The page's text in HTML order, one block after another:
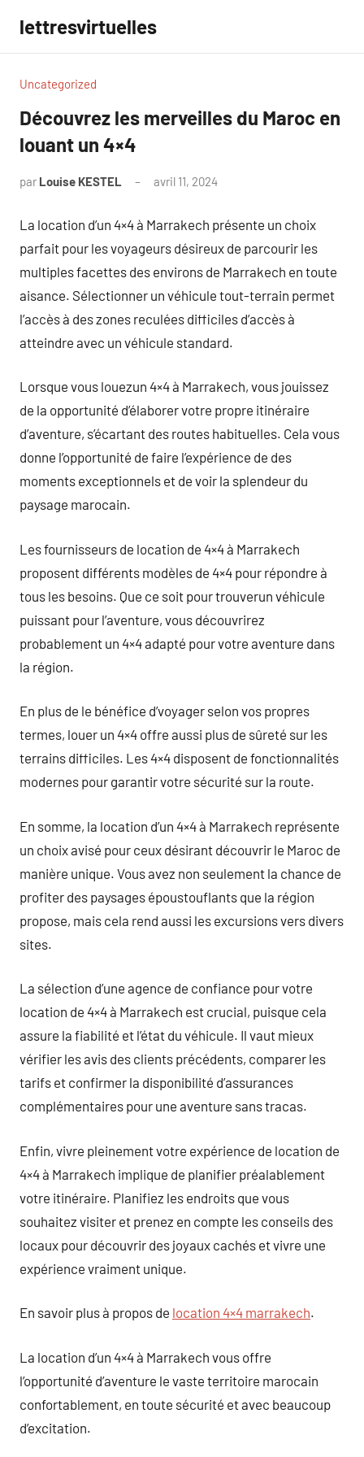
contenu
lettresvirtuelles
Uncategorized
Découvrez les merveilles du Maroc en
louant un 4×4
par Louise KESTEL avril 11, 2024
La location d’un 4×4 à Marrakech présente un choix
parfait pour les voyageurs désireux de parcourir les
multiples facettes des environs de Marrakech en toute
aisance. Sélectionner un véhicule tout-terrain permet
l’accès à des zones reculées difficiles d’accès à
atteindre avec un véhicule standard.
Lorsque vous louezun 4×4 à Marrakech, vous jouissez
de la opportunité d’élaborer votre propre itinéraire
d’aventure, s’écartant des routes habituelles. Cela vous
donne l’opportunité de faire l’expérience de des
moments exceptionnels et de voir la splendeur du
paysage marocain.
Les fournisseurs de location de 4×4 à Marrakech
proposent différents modèles de 4×4 pour répondre à
tous les besoins. Que ce soit pour trouverun véhicule
puissant pour l’aventure, vous découvrirez
probablement un 4×4 adapté pour votre aventure dans
la région.
En plus de le bénéfice d’voyager selon vos propres
termes, louer un 4×4 offre aussi plus de sûreté sur les
terrains difficiles. Les 4×4 disposent de fonctionnalités
modernes pour garantir votre sécurité sur la route.
En somme, la location d’un 4×4 à Marrakech représente
un choix avisé pour ceux désirant découvrir le Maroc de
manière unique. Vous avez non seulement la chance de
profiter des paysages époustouflants que la région
propose, mais cela rend aussi les excursions vers divers
sites.
La sélection d’une agence de confiance pour votre
location de 4×4 à Marrakech est crucial, puisque cela
assure la fiabilité et l’état du véhicule. Il vaut mieux
vérifier les avis des clients précédents, comparer les
tarifs et confirmer la disponibilité d’assurances
complémentaires pour une aventure sans tracas.
Enfin, vivre pleinement votre expérience de location de
4×4 à Marrakech implique de planifier préalablement
votre itinéraire. Planifiez les endroits que vous
souhaitez visiter et prenez en compte les conseils des
locaux pour découvrir des joyaux cachés et vivre une
expérience vraiment unique.
En savoir plus à propos de location 4×4 marrakech.
La location d’un 4×4 à Marrakech vous offre
l’opportunité d’aventure le vaste territoire marocain
confortablement, en toute sécurité et avec beaucoup
d’excitation.